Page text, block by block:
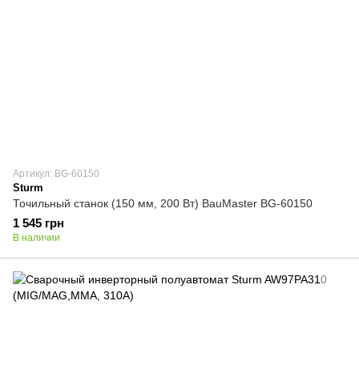
Артикул: BG-60150
Sturm
Точильный станок (150 мм, 200 Вт) BauMaster BG-60150
1 545 грн
В наличии